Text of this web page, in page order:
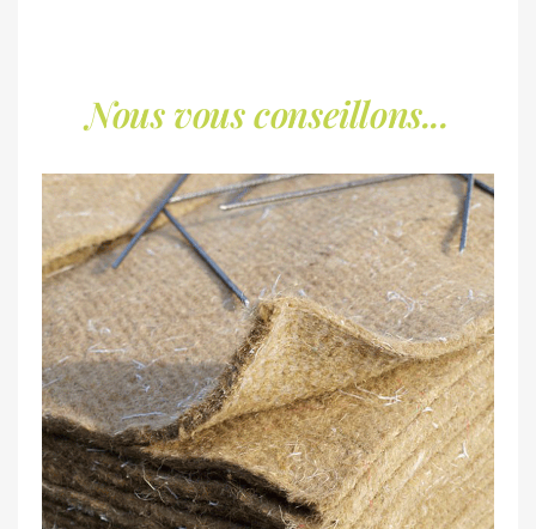
Nous vous conseillons...